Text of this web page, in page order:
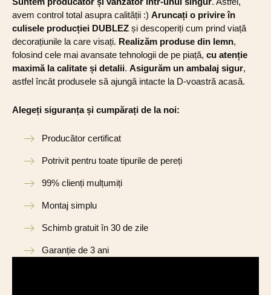
avem control total asupra calității :) Aruncați o privire în
culisele producției DUBLEZ și descoperiți cum prind viață
decorațiunile la care visați. Realizăm produse din lemn,
folosind cele mai avansate tehnologii de pe piață, cu atenție
maximă la calitate și detalii. Asigurăm un ambalaj sigur,
astfel încât produsele să ajungă intacte la D-voastră acasă.
Alegeți siguranța și cumpărați de la noi:
Producător certificat
Potrivit pentru toate tipurile de pereți
99% clienți mulțumiți
Montaj simplu
Schimb gratuit în 30 de zile
Garanție de 3 ani